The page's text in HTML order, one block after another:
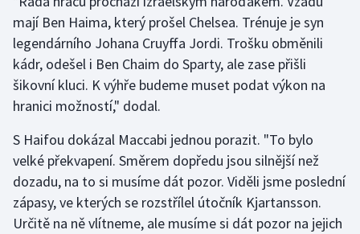
Ostatní
mají Ben Haima, který prošel Chelsea. Trénuje je syn
legendárního Johana Cruyffa Jordi. Trošku obměnili
kádr, odešel i Ben Chaim do Sparty, ale zase přišli
šikovní kluci. K výhře budeme muset podat výkon na
hranici možností," dodal.
S Haifou dokázal Maccabi jednou porazit. "To bylo
velké překvapení. Směrem dopředu jsou silnější než
dozadu, na to si musíme dát pozor. Viděli jsme poslední
zápasy, ve kterých se rozstřílel útočník Kjartansson.
Určitě na ně vlítneme, ale musíme si dát pozor na jejich